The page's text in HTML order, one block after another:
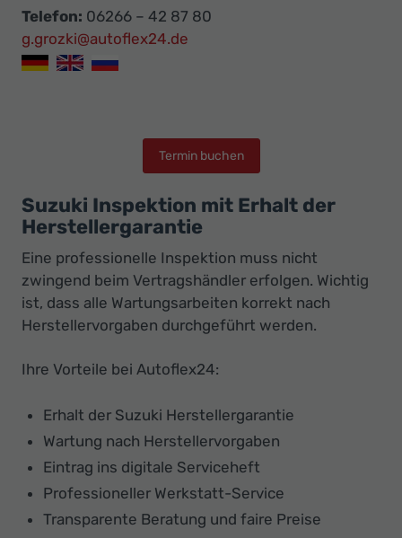
Telefon: 06266 – 42 87 80
g.grozki@autoflex24.de
Termin buchen
Suzuki Inspektion mit Erhalt der
Herstellergarantie
Eine professionelle Inspektion muss nicht
zwingend beim Vertragshändler erfolgen. Wichtig
ist, dass alle Wartungsarbeiten korrekt nach
Herstellervorgaben durchgeführt werden.
Ihre Vorteile bei Autoflex24:
Erhalt der Suzuki Herstellergarantie
Wartung nach Herstellervorgaben
Eintrag ins digitale Serviceheft
Professioneller Werkstatt-Service
Transparente Beratung und faire Preise